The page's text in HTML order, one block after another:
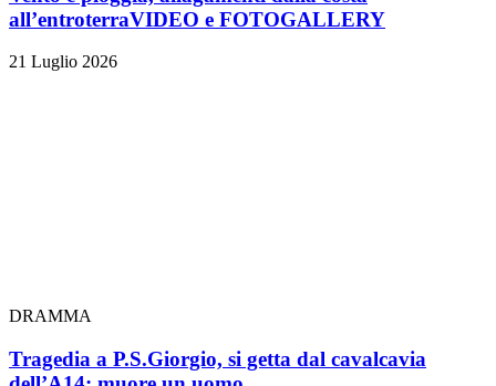
all’entroterraVIDEO e FOTOGALLERY
21 Luglio 2026
DRAMMA
Tragedia a P.S.Giorgio, si getta dal cavalcavia